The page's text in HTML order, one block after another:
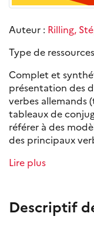
Auteur : Rilling,
Type de
Complet et
présentation des
verbes allemands
tableaux de
référer à des
des principaux
Lire plus
Descriptif